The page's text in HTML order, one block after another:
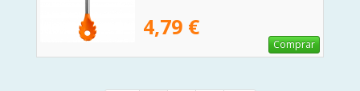
4,79 €
Comprar